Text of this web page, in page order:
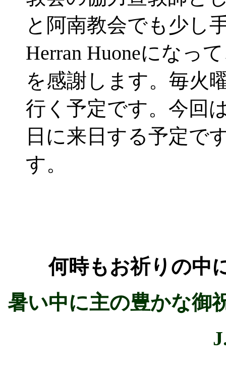
と阿南教会でも少し
Herran Huoneになっ
を感謝します。毎火
行く予定です。今回
日に来日する予定で
す。
何時もお祈りの中
暑い中に主の豊かな御